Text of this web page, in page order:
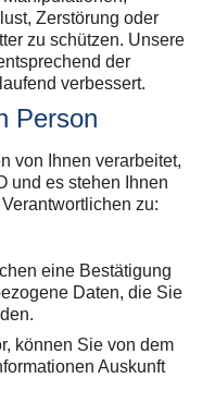
Zerstörung oder
zu schützen. Unsere
der
verbessert.
Person
von Ihnen verarbeitet,
und es stehen Ihnen
zu:
eine Bestätigung
Daten, die Sie
können Sie von dem
Auskunft